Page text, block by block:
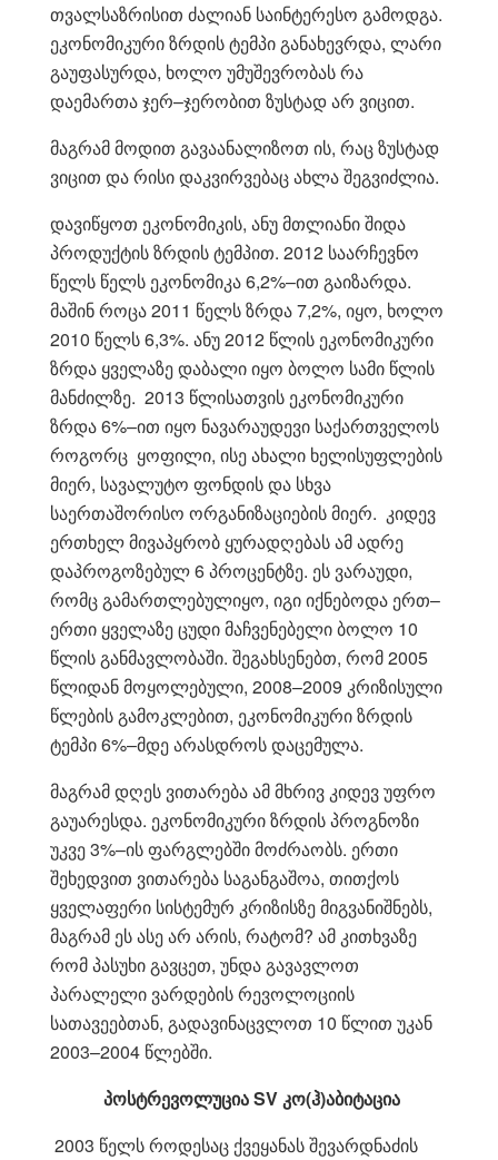
თვალსაზრისით ძალიან საინტერესო გამოდგა.
ეკონომიკური ზრდის ტემპი განახევრდა, ლარი
გაუფასურდა, ხოლო უმუშევრობას რა
დაემართა ჯერ–ჯერობით ზუსტად არ ვიცით.
მაგრამ მოდით გავაანალიზოთ ის, რაც ზუსტად
ვიცით და რისი დაკვირვებაც ახლა შეგვიძლია.
დავიწყოთ ეკონომიკის, ანუ მთლიანი შიდა
პროდუქტის ზრდის ტემპით. 2012 საარჩევნო
წელს წელს ეკონომიკა 6,2%–ით გაიზარდა.
მაშინ როცა 2011 წელს ზრდა 7,2%, იყო, ხოლო
2010 წელს 6,3%. ანუ 2012 წლის ეკონომიკური
ზრდა ყველაზე დაბალი იყო ბოლო სამი წლის
მანძილზე. 2013 წლისათვის ეკონომიკური
ზრდა 6%–ით იყო ნავარაუდევი საქართველოს
როგორც ყოფილი, ისე ახალი ხელისუფლების
მიერ, სავალუტო ფონდის და სხვა
საერთაშორისო ორგანიზაციების მიერ. კიდევ
ერთხელ მივაპყრობ ყურადღებას ამ ადრე
დაპროგოზებულ 6 პროცენტზე. ეს ვარაუდი,
რომც გამართლებულიყო, იგი იქნებოდა ერთ–
ერთი ყველაზე ცუდი მაჩვენებელი ბოლო 10
წლის განმავლობაში. შეგახსენებთ, რომ 2005
წლიდან მოყოლებული, 2008–2009 კრიზისული
წლების გამოკლებით, ეკონომიკური ზრდის
ტემპი 6%–მდე არასდროს დაცემულა.
მაგრამ დღეს ვითარება ამ მხრივ კიდევ უფრო
გაუარესდა. ეკონომიკური ზრდის პროგნოზი
უკვე 3%–ის ფარგლებში მოძრაობს. ერთი
შეხედვით ვითარება საგანგაშოა, თითქოს
ყველაფერი სისტემურ კრიზისზე მიგვანიშნებს,
მაგრამ ეს ასე არ არის, რატომ? ამ კითხვაზე
რომ პასუხი გავცეთ, უნდა გავავლოთ
პარალელი ვარდების რევოლოციის
სათავეებთან, გადავინაცვლოთ 10 წლით უკან
2003–2004 წლებში.
პოსტრევოლუციაSVკო(ჰ)აბიტაცია
2003 წელს როდესაც ქვეყანას შევარდნაძის